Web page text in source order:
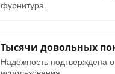
фурнитура.
Тысячи довольных
Надёжность подтверждена